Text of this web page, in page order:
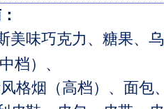
美味巧克力、糖果、
档）、
格烟（高档）、面包